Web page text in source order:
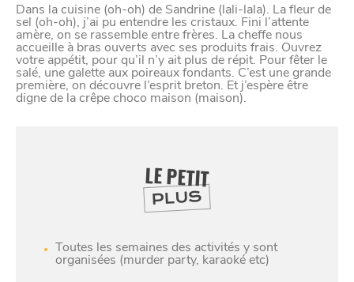
Dans la cuisine (oh-oh) de Sandrine (lali-lala). La fleur de
sel (oh-oh), j’ai pu entendre les cristaux. Fini l’attente
amère, on se rassemble entre frères. La cheffe nous
accueille à bras ouverts avec ses produits frais. Ouvrez
votre appétit, pour qu’il n’y ait plus de répit. Pour fêter le
salé, une galette aux poireaux fondants. C’est une grande
première, on découvre l’esprit breton. Et j’espère être
digne de la crêpe choco maison (maison).
LE PETIT
PLUS
Toutes les semaines des activités y sont
organisées (murder party, karaoké etc)
SE
DIVERTIR